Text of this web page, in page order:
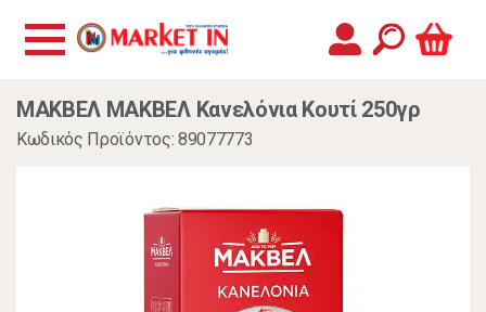
ΜΑΚΒΕΛ ΜΑΚΒΕΛ Κανελόνια Κουτί 250γρ
Κωδικός Προϊόντος: 89077773